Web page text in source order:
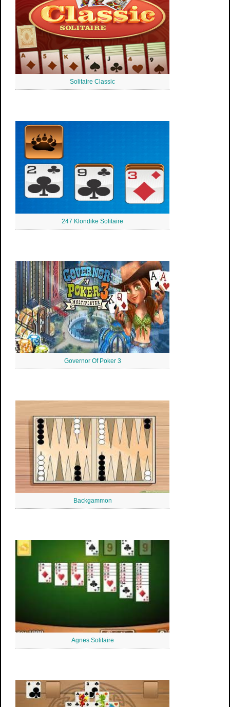
Solitaire Classic
247 Klondike Solitaire
Governor Of Poker 3
Backgammon
Agnes Solitaire